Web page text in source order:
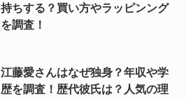
持ちする？買い方やラッピンング
を調査！
江藤愛さんはなぜ独身？年収や学
歴を調査！歴代彼氏は？人気の理